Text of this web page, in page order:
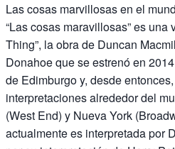
Las cosas marvillosas en el
“Las cosas maravillosas” es una
Thing”, la obra de Duncan
Donahoe que se estrenó en
de Edimburgo y, desde
interpretaciones alrededor del
(West End) y Nueva York
actualmente es interpretada por